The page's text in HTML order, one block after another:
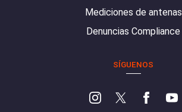
Mediciones de antenas
Denuncias Compliance
SÍGUENOS